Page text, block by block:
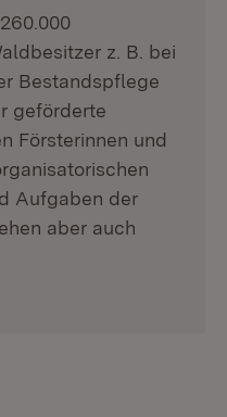
z. B. bei
Bestandspflege
geförderte
Försterinnen und
Aufgaben der
aber auch